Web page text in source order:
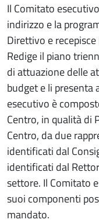
Il Comitato
indirizzo e la
Direttivo e
Redige il piano
di attuazione delle
budget e li presenta
esecutivo è
Centro, in qualità di
Centro, da due
identificati dal
identificati dal
settore. Il Comitato
suoi componenti
mandato.